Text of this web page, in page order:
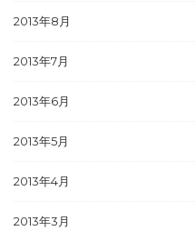
2013年8月
2013年7月
2013年6月
2013年5月
2013年4月
2013年3月